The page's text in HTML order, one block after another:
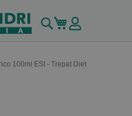
Buscar
Mi carrito
100ml ESI - Trepat Diet